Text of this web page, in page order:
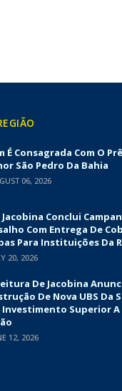
É Consagrada Com O
São Pedro Da Bahia
06, 2026
Jacobina Conclui
Com Entrega De
Para Instituições Da
20, 2026
De Jacobina
De Nova UBS Da
Investimento Superior A
12, 2026